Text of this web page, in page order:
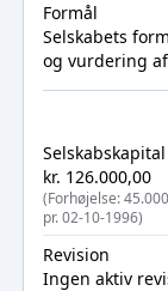
Formål
Selskabets
og vurdering
Selskabskapital
kr. 126.000,00
(Forhøjelse:
pr. 02-10-1996)
Revision
Ingen aktiv